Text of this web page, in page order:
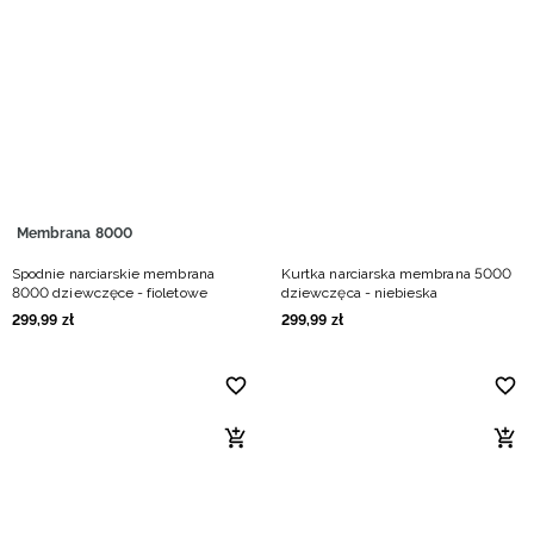
Membrana 8000
Spodnie narciarskie membrana
8000 dziewczęce - fioletowe
299,99 zł
Kurtka narciarska membrana 5000
dziewczęca - niebieska
299,99 zł